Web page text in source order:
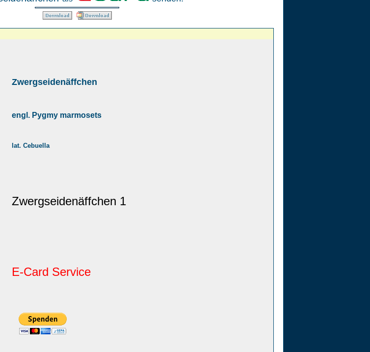
Zwergseidenäffchen
engl. Pygmy marmosets
lat. Cebuella
Zwergseidenäffchen 1
E-Card Service